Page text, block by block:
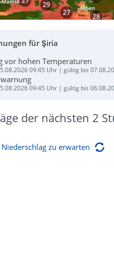
für Şiria
vor hohen Temperaturen
09:45 Uhr | gültig bis
09:45 Uhr | gültig bis
der nächsten 2
zu erwarten